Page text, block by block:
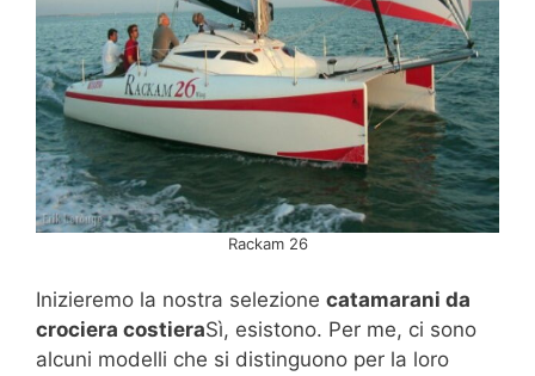
Rackam 26
Inizieremo la nostra selezione catamarani da
crociera costieraSì, esistono. Per me, ci sono
alcuni modelli che si distinguono per la loro